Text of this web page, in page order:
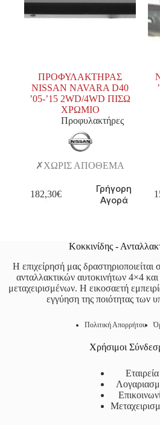
ΠΡΟΦΥΛΑΚΤΗΡΑΣ
NISSAN NAVARA D40
’05-’15 2WD/4WD ΠΙΣΩ
ΧΡΩΜΙΟ
Προφυλακτήρες
ΧΩΡΙΣ ΑΠΟΘΕΜΑ
182,30€
Γρήγορη
Αγορά
Κοκκινίδης -
Η επιχείρησή μας
ανταλλακτικών αυτοκινήτων 4×4
μεταχειρισμένων. Η εικοσαετή
εγγύηση της ποιότητας των
Πολιτική Απορρήτου
Χρήσιμοι
Εταιρεία